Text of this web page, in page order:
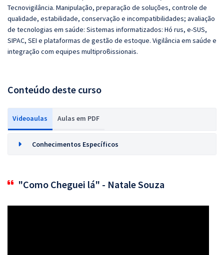
Tecnovigilância. Manipulação, preparação de soluções, controle de
qualidade, estabilidade, conservação e incompatibilidades; avaliação
de tecnologias em saúde: Sistemas informatizados: Hó rus, e-SUS,
SIPAC, SEI e plataformas de gestão de estoque. Vigilância em saúde e
integração com equipes multiproϐissionais.
Conteúdo deste curso
Videoaulas Aulas em PDF
Conhecimentos Específicos
"Como Cheguei lá" - Natale Souza